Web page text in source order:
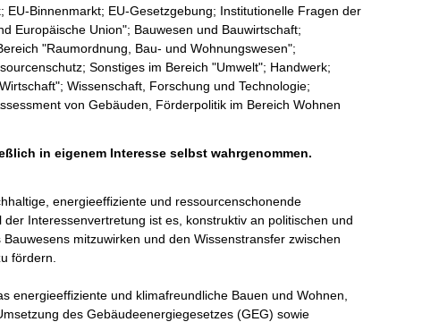
EU-Binnenmarkt; EU-Gesetzgebung; Institutionelle Fragen der
Europäische Union"; Bauwesen und Bauwirtschaft;
"Raumordnung, Bau- und Wohnungswesen";
Sonstiges im Bereich "Umwelt"; Handwerk;
Wissenschaft, Forschung und Technologie;
von Gebäuden, Förderpolitik im Bereich Wohnen
in eigenem Interesse selbst wahrgenommen.
energieeffiziente und ressourcenschonende
Interessenvertretung ist es, konstruktiv an politischen und
mitzuwirken und den Wissenstransfer zwischen
fördern.
energieeffiziente und klimafreundliche Bauen und Wohnen,
des Gebäudeenergiegesetzes (GEG) sowie